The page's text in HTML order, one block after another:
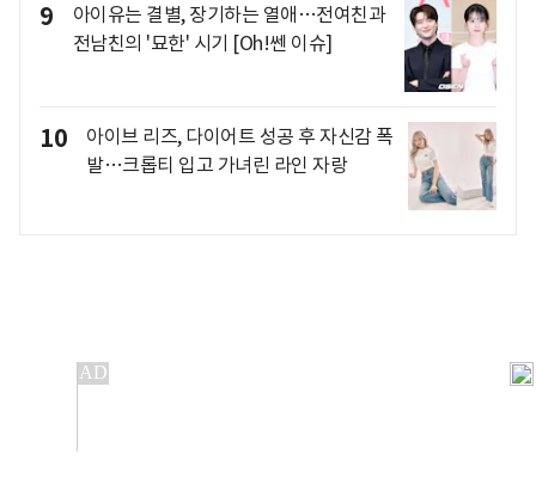
9
아이유는 결별, 장기하는 열애…전여친과
전남친의 '묘한' 시기 [Oh!쎈 이슈]
10
아이브 리즈, 다이어트 성공 후 자신감 폭
발…크롭티 입고 가녀린 라인 자랑